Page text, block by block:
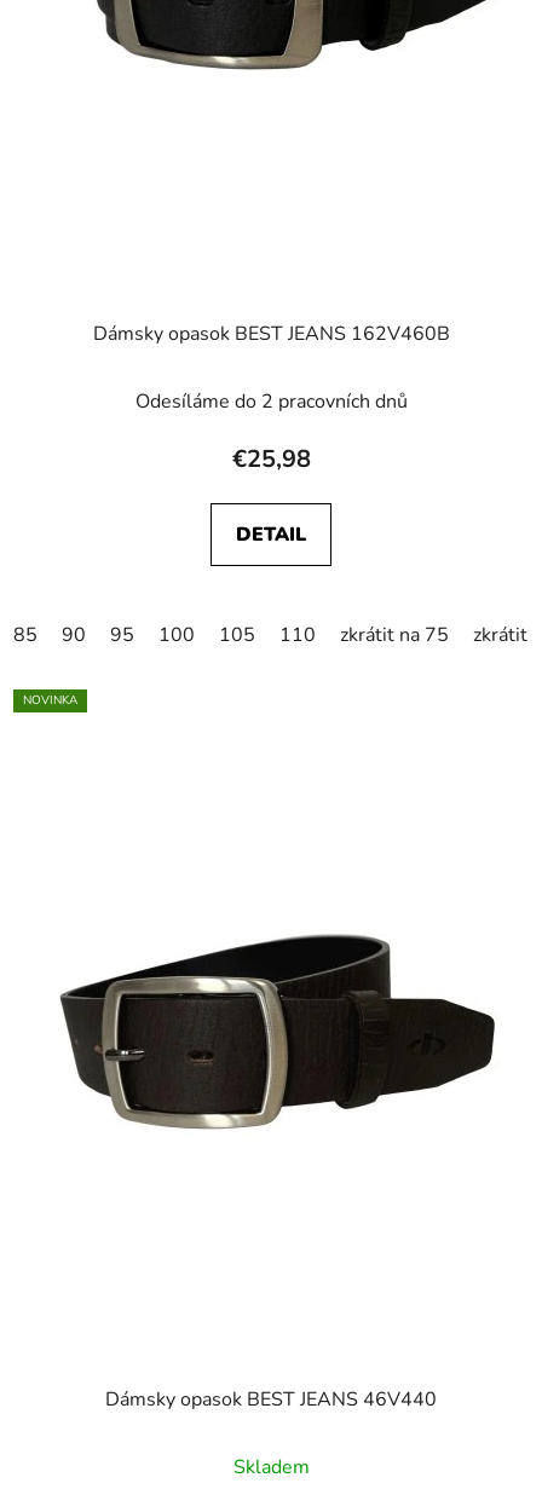
Dámsky opasok BEST JEANS 162V460B
Odesíláme do 2 pracovních dnů
€25,98
DETAIL
85 90 95 100 105 110 zkrátit na 75 zkrátit
NOVINKA
Dámsky opasok BEST JEANS 46V440
Skladem